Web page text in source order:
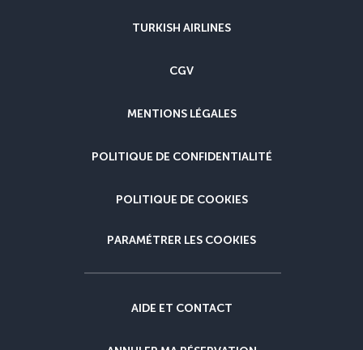
TURKISH AIRLINES
CGV
MENTIONS LÉGALES
POLITIQUE DE CONFIDENTIALITÉ
POLITIQUE DE COOKIES
PARAMÉTRER LES COOKIES
AIDE ET CONTACT